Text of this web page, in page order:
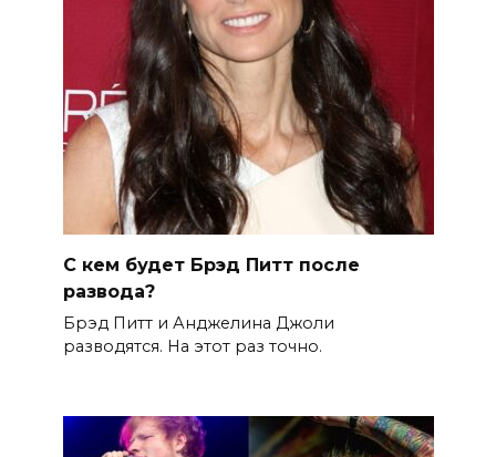
С кем будет Брэд Питт после
развода?
Брэд Питт и Анджелина Джоли
разводятся. На этот раз точно.